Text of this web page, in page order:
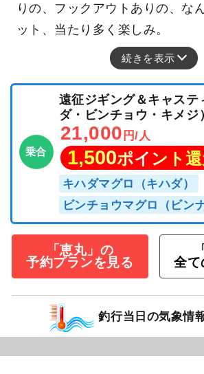
りの、フックアウトありの、な
ット、当たり多く楽しみ。
続きを表示
乗合
遠征ジギング＆キャステ
ダ・ビンチョウ・キメジ
21,000 円/人
1,500ポイント
キハダマグロ（キハダ）
ビンチョウマグロ（ビン
「恵丸」の
予約プランを見る
全て
釣行当日の気象情